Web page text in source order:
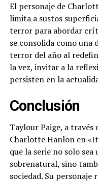
El personaje de
limita a sustos
terror para abordar
se consolida como una
terror del año al
la vez, invitar a la
persisten en la
Conclusión
Taylour Paige, a
Charlotte Hanlon en
que la serie no solo
sobrenatural, sino
sociedad. Su